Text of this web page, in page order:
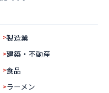
製造業
建築・不動産
食品
ラーメン